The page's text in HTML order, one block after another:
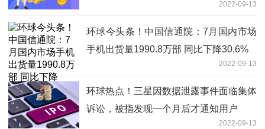
2022-09-13
环球今头条！中国信通院：7月国内市场
手机出货量1990.8万部 同比下降30.6%
2022-09-13
环球热点！三星因数据泄露事件面临集体
诉讼，被指发现一个月后才通知用户
2022-09-13